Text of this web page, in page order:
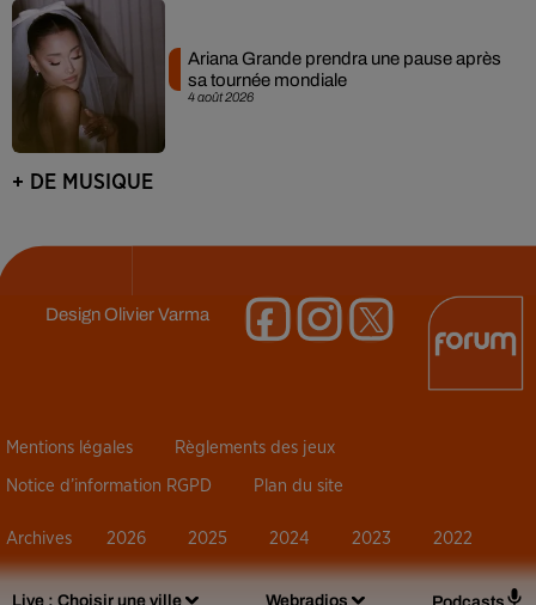
Live : Choisir une ville Webradios
4 août 2026
Ariana Grande prendra une pause après
sa tournée mondiale
+ DE MUSIQUE
DesignOlivier Varma
Mentions légales Règlements des jeux
Notice d’information RGPD Plan du site
Archives 2026 2025 2024 2023 2022